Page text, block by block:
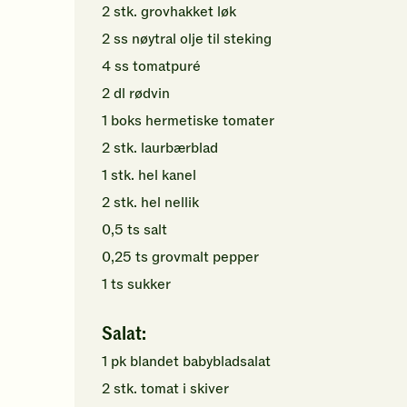
2stk. grovhakket løk
2ss nøytral olje til steking
4ss tomatpuré
2dl rødvin
1 boks hermetiske tomater
2stk. laurbærblad
1 stk. hel kanel
2stk. hel nellik
0,5 ts salt
0,25 ts grovmalt pepper
1 ts sukker
Salat:
1 pk blandet babybladsalat
2stk. tomat i skiver